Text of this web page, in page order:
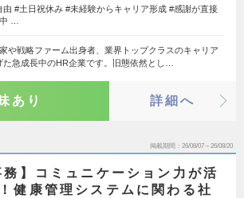
#土日祝休み #未経験からキャリア形成 #感謝が直接
…
や戦略ファーム出身者、業界トップクラスのキャリア
急成長中のHR企業です。旧態依然とし…
あり 詳細へ
掲載期間 26/08/07～26/08/20
務】コミュニケーション力が活
健康管理システムに関わる社